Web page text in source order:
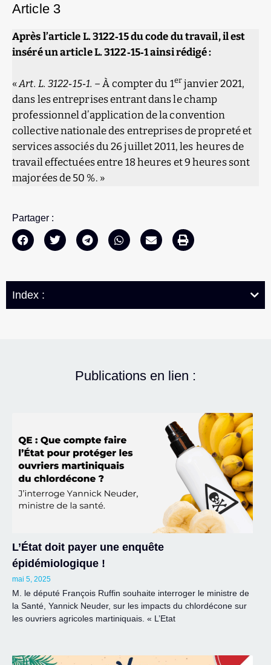
Article 3
Après l’article L. 3122‑15 du code du travail, il est
inséré un article L. 3122‑15‑1 ainsi rédigé :
«Art. L. 3122‑15‑1. –À compter du 1erjanvier 2021,
dans les entreprises entrant dans le champ
professionnel d’application de la convention
collective nationale des entreprises de propreté et
services associés du 26 juillet 2011, les heures de
travail effectuées entre 18 heures et 9 heures sont
majorées de 50 %. »
Partager :
Index :
Publications en lien :
L’État doit payer une enquête
épidémiologique !
mai 5, 2025
M. le député François Ruffin souhaite interroger le ministre de
la Santé, Yannick Neuder, sur les impacts du chlordécone sur
les ouvriers agricoles martiniquais. « L’Etat